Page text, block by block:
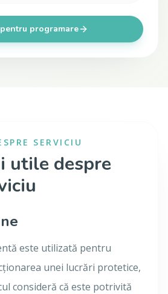
programare
SERVICIU
utile despre
este utilizată pentru
unei lucrări protetice,
consideră că este potrivită